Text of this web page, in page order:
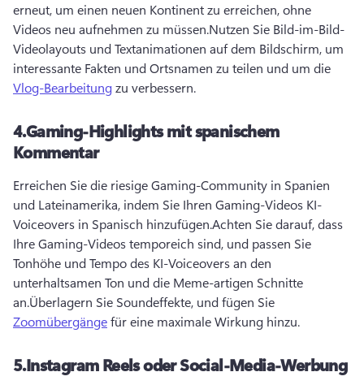
erneut, um einen neuen Kontinent zu erreichen, ohne
Videos neu aufnehmen zu müssen.Nutzen Sie Bild-im-Bild-
Videolayouts und Textanimationen auf dem Bildschirm, um
interessante Fakten und Ortsnamen zu teilen und um die
Vlog-Bearbeitung zu verbessern.
4.Gaming-Highlights mit spanischem
Kommentar
Erreichen Sie die riesige Gaming-Community in Spanien
und Lateinamerika, indem Sie Ihren Gaming-Videos KI-
Voiceovers in Spanisch hinzufügen.Achten Sie darauf, dass
Ihre Gaming-Videos temporeich sind, und passen Sie
Tonhöhe und Tempo des KI-Voiceovers an den
unterhaltsamen Ton und die Meme-artigen Schnitte
an.Überlagern Sie Soundeffekte, und fügen Sie
Zoomübergänge für eine maximale Wirkung hinzu.
5.Instagram Reels oder Social-Media-Werbung